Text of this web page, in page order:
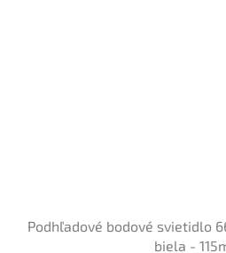
Podhľadové bodové svietidlo
biela -